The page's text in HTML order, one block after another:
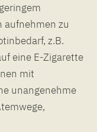
aufnehmen zu
z.B.
eine E-Zigarette
mit
unangenehme